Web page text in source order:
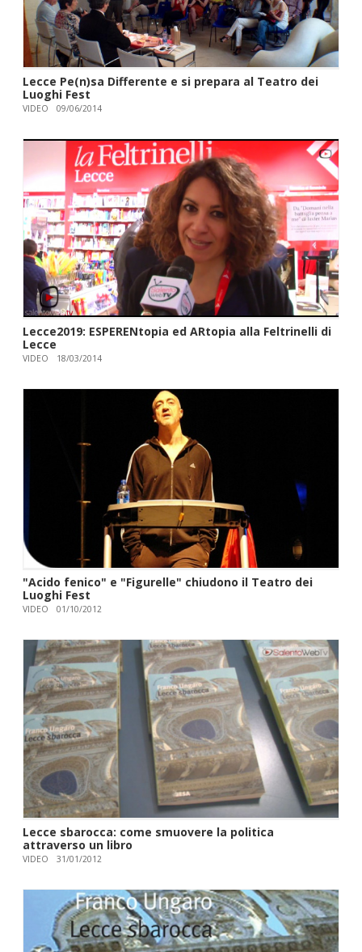
Lecce Pe(n)sa Differente e si prepara al Teatro dei
Luoghi Fest
VIDEO 09/06/2014
Lecce2019: ESPERENtopia ed ARtopia alla Feltrinelli di
Lecce
VIDEO 18/03/2014
"Acido fenico" e "Figurelle" chiudono il Teatro dei
Luoghi Fest
VIDEO 01/10/2012
Lecce sbarocca: come smuovere la politica
attraverso un libro
VIDEO 31/01/2012